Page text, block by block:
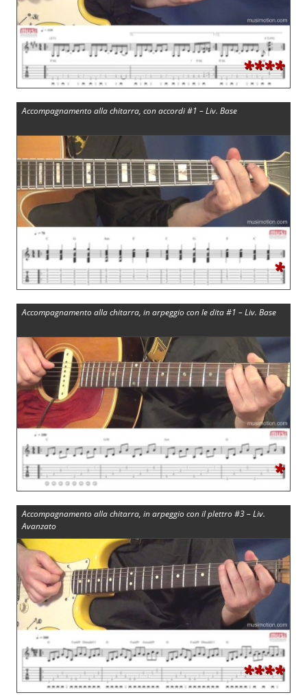
****
Accompagnamento alla chitarra, con accordi #1 – Liv. Base
*
Accompagnamento alla chitarra, in arpeggio con le dita #1 – Liv. Base
*
Accompagnamento alla chitarra, in arpeggio con il plettro #3 – Liv.
Avanzato
****